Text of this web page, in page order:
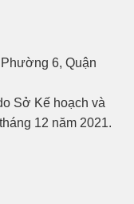
6, Quận
Sở Kế hoạch và
12 năm 2021.